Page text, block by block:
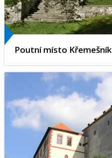
Poutní místo Křemešník